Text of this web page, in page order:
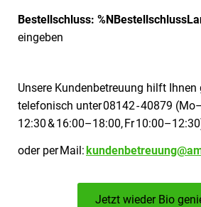
Bestellschluss:
eingeben
Unsere Kundenbetreuung hilft Ihnen
telefonisch unter 08142 - 40879
12:30 & 16:00–18:00, Fr
oder per Mail:
Jetzt wieder Bio